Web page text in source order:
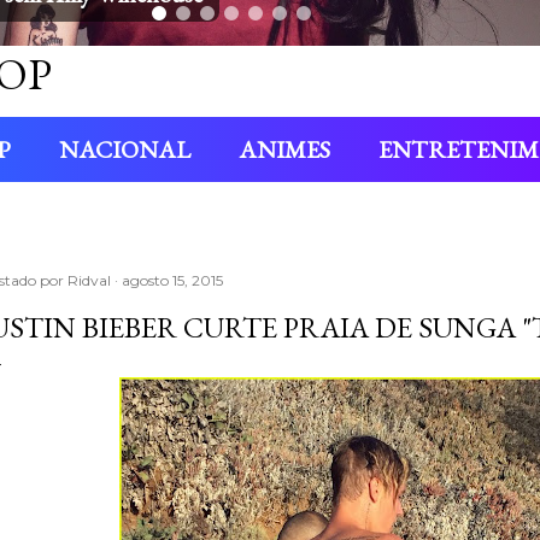
NACIONAL ANIMES
por Ridval agosto 15, 2015
BIEBER CURTE PRAIA DE SUNGA